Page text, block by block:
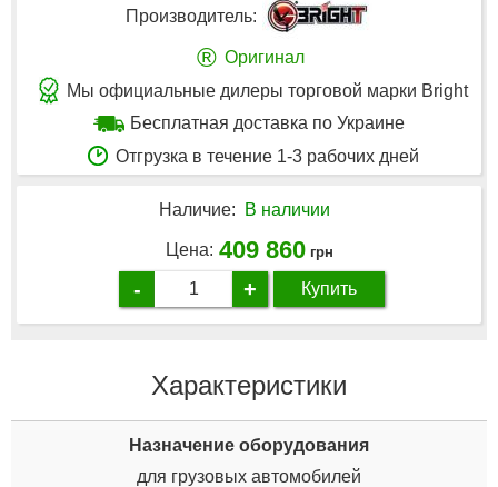
Производитель:
® Оригинал
Мы официальные дилеры торговой марки Bright
Бесплатная доставка по Украине
Отгрузка в течение 1-3 рабочих дней
Наличие: В наличии
Цена: 409 860 грн
- + Купить
Характеристики
Назначение оборудования
для грузовых автомобилей